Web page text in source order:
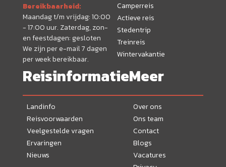
Bereikbaarheid:
Maandag t/m vrijdag: 10:00
- 17:00 uur. Zaterdag, zon-
en feestdagen: gesloten
We zijn per e-mail 7 dagen
per week bereikbaar.
Camperreis
Actieve reis
Stedentrip
Treinreis
Wintervakantie
Reisinformatie
Landinfo
Reisvoorwaarden
Veelgestelde vragen
Ervaringen
Nieuws
Meer
Over ons
Ons team
Contact
Blogs
Vacatures